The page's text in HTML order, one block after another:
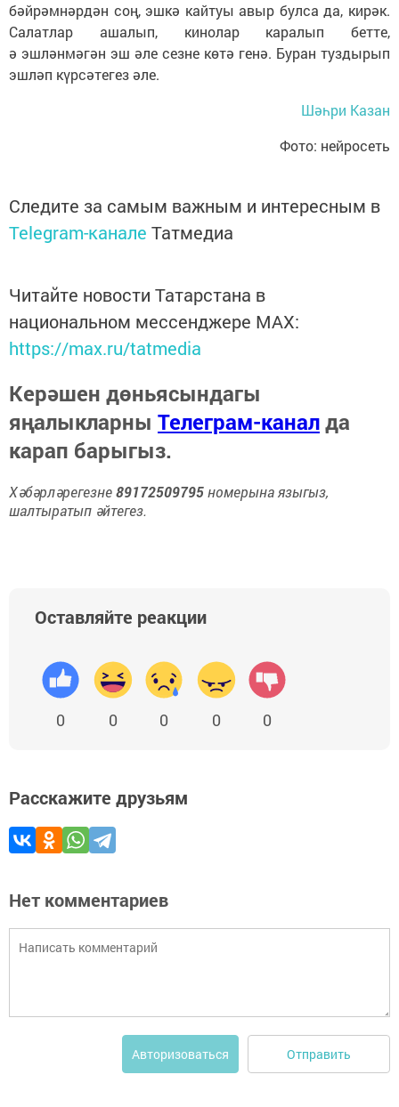
бәйрәмнәрдән соң, эшкә кайтуы авыр булса да, кирәк.
Салатлар ашалып, кинолар каралып бетте,
ә эшләнмәгән эш әле сезне көтә генә. Буран туздырып
эшләп күрсәтегез әле.
Шәһри Казан
Фото: нейросеть
Следите за самым важным и интересным в
Telegram-канале Татмедиа
Читайте новости Татарстана в
национальном мессенджере MАХ:
https://max.ru/tatmedia
Керәшен дөньясындагы
яңалыкларны Телеграм-каналда
карап барыгыз.
Хәбәрләрегезне89172509795номерына языгыз,
шалтыратып әйтегез.
Оставляйте реакции
0 0 0 0 0
Расскажите друзьям
Нет комментариев
Авторизоваться Отправить